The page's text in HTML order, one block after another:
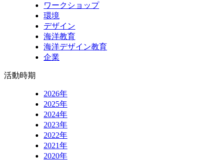
ワークショップ
環境
デザイン
海洋教育
海洋デザイン教育
企業
活動時期
2026年
2025年
2024年
2023年
2022年
2021年
2020年